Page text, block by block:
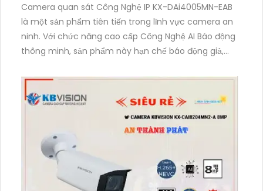
Camera quan sát Công Nghệ IP KX-DAi4005MN-EAB
là một sản phẩm tiên tiến trong lĩnh vực camera an
ninh. Với chức năng cao cấp Công Nghệ AI Báo động
thông minh, sản phẩm này hạn chế báo động giả,
động.Hồng Ngoại SMD là công nghệ mới được tích
hợp trong camera này, giúp tăng cường khả năng
quan sát trong điều kiện thiếu sáng. SMD Plus là
phiên bản nâng cấp của công nghệ này, cung cấp
hình ảnh trung thực và chi tiết hơn. Việc sử dụng các
chuẩn nén video H.265+/H.265/H.264+/H.264 giúp
tiết kiệm tới 50% dung lượng lưu trữ, đơn giản hóa
quá trình quản lý và truyền dữ liệu. Camera quan sát